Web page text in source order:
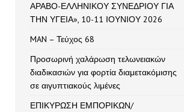
ΑΡΑΒΟ-ΕΛΛΗΝΙΚΟΥ ΣΥΝΕΔΡΙΟΥ ΓΙΑ
ΤΗΝ ΥΓΕΙΑ», 10-11 ΙΟΥΝΙΟΥ 2026
MAN – Τεύχος 68
Προσωρινή χαλάρωση τελωνειακών
διαδικασιών για φορτία διαμετακόμισης
σε αιγυπτιακούς λιμένες
ΕΠΙΚΥΡΩΣΗ ΕΜΠΟΡΙΚΩΝ/